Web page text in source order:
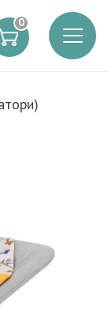
0